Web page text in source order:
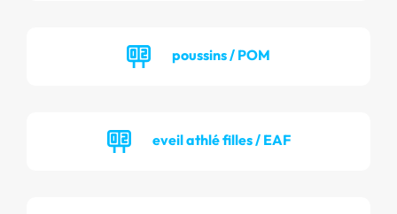
poussins / POM
eveil athlé filles / EAF